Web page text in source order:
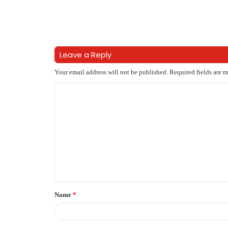
Leave a Reply
Your email address will not be published. Required fields are
t
*
Name *